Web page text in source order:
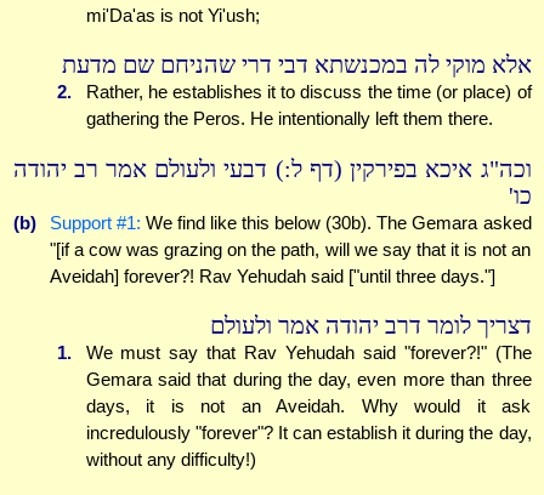
mi'Da'as is not Yi'ush;
אלא מוקי לה במכנשתא דבי דרי שהניחם שם מדעת
2.
Rather, he establishes it to discuss the time (or place) of
gathering the Peros. He intentionally left them there.
וכה"ג איכא בפירקין (דף ל:) דבעי ולעולם אמר רב יהודה
כו'
(b) Support #1: We find like this below (30b). The Gemara asked
"[if a cow was grazing on the path, will we say that it is not an
Aveidah] forever?! Rav Yehudah said ["until three days."]
דצריך לומר דרב יהודה אמר ולעולם
1.
We must say that Rav Yehudah said "forever?!" (The
Gemara said that during the day, even more than three
days, it is not an Aveidah. Why would it ask
incredulously "forever"? It can establish it during the day,
without any difficulty!)